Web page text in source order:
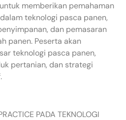
memberikan pemahaman
teknologi pasca panen,
dan pemasaran
panen. Peserta akan
teknologi pasca panen,
pertanian, dan strategi
PADA TEKNOLOGI